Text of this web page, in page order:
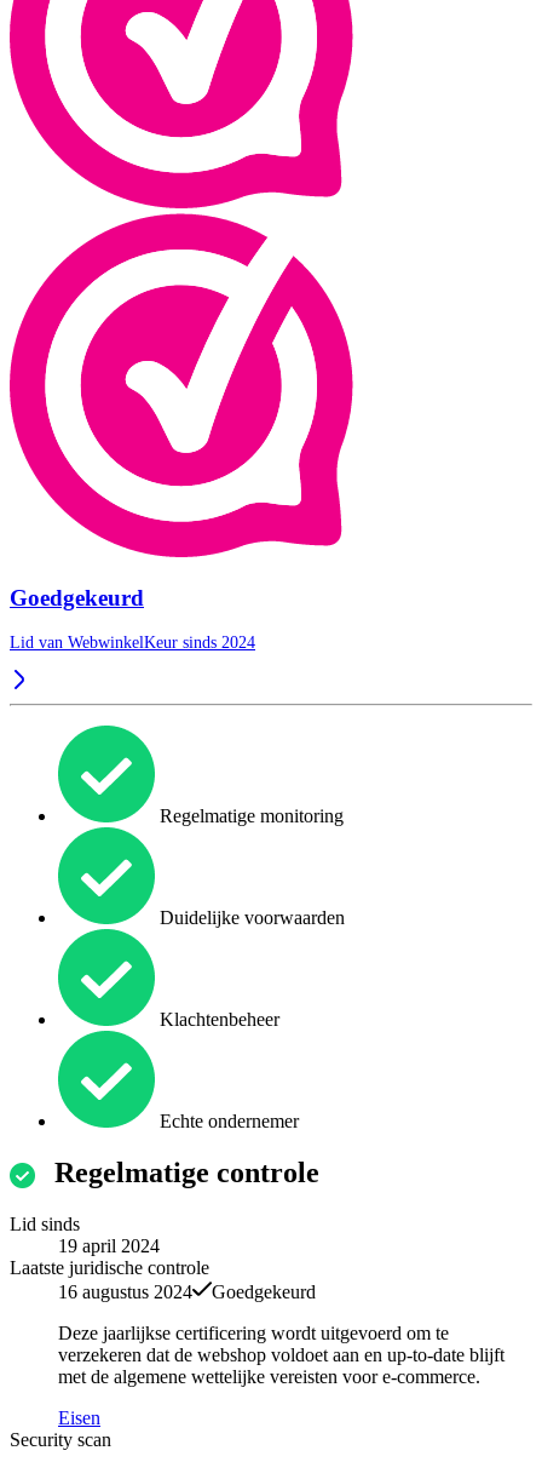
Goedgekeurd
Lid van WebwinkelKeur sinds 2024
Regelmatige monitoring
Duidelijke voorwaarden
Klachtenbeheer
Echte ondernemer
Regelmatige controle
Lid sinds
19 april 2024
Laatste juridische controle
16 augustus 2024
Goedgekeurd
Deze jaarlijkse certificering wordt uitgevoerd om te
verzekeren dat de webshop voldoet aan en up-to-date blijft
met de algemene wettelijke vereisten voor e-commerce.
Eisen
Security scan